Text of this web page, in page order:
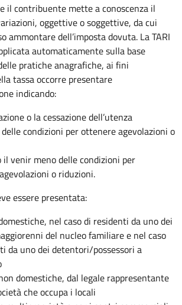
il contribuente mette a conoscenza il
oggettive o soggettive, da cui
ammontare dell’imposta dovuta. La TARI
automaticamente sulla base
pratiche anagrafiche, ai fini
tassa occorre presentare
indicando:
o la cessazione dell’utenza
condizioni per ottenere agevolazioni o
il venir meno delle condizioni per
o riduzioni.
essere presentata:
nel caso di residenti da uno dei
del nucleo familiare e nel caso
da uno dei detentori/possessori a
domestiche, dal legale rappresentante
che occupa i locali